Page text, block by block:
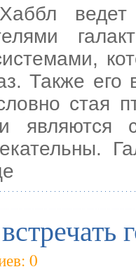
Также
стая
0